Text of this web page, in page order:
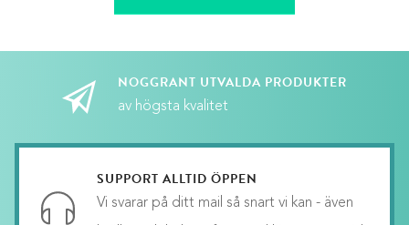
NOGGRANT UTVALDA PRODUKTER
av högsta kvalitet
SUPPORT ALLTID ÖPPEN
Vi svarar på ditt mail så snart vi kan - även